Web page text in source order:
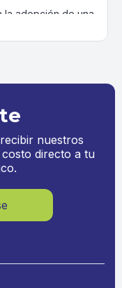
la adopción de una
nuestros
directo a tu